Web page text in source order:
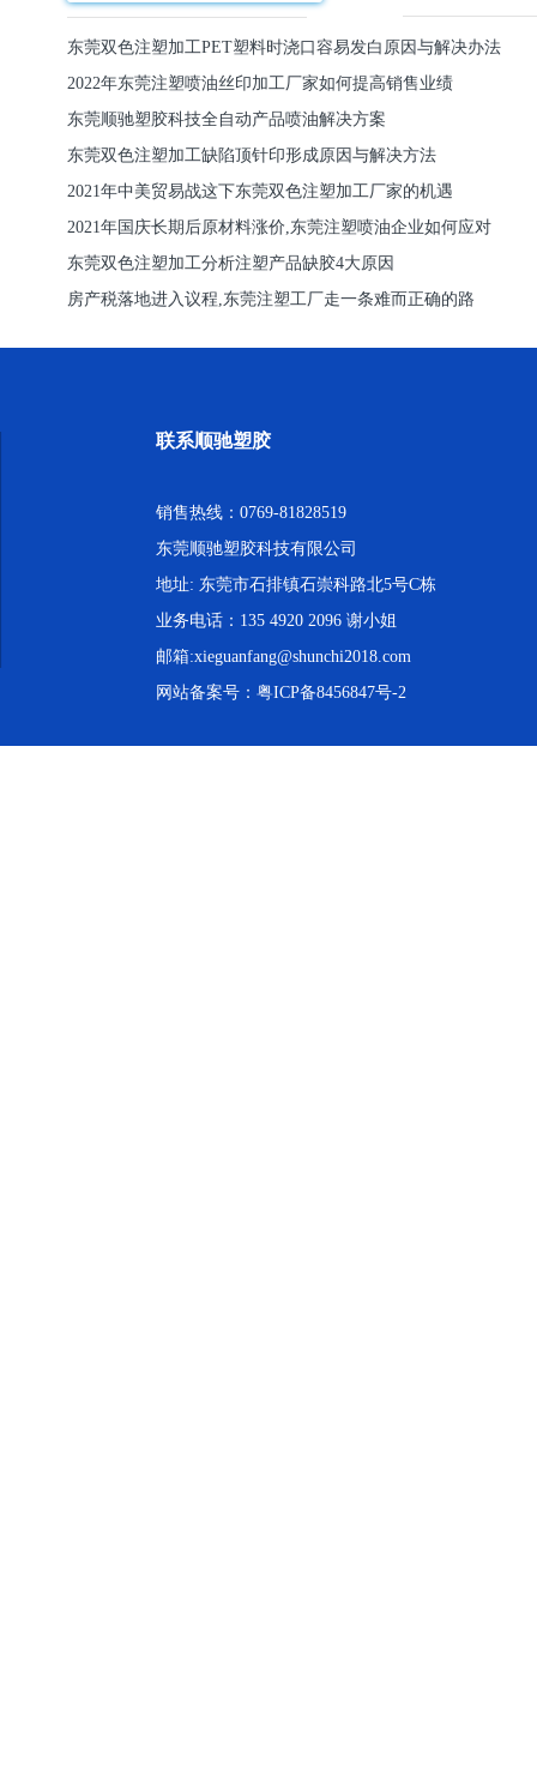
东莞双色注塑加工PET塑料时浇口容易发白原因与解决办法
2022年东莞注塑喷油丝印加工厂家如何提高销售业绩
东莞顺驰塑胶科技全自动产品喷油解决方案
东莞双色注塑加工缺陷顶针印形成原因与解决方法
2021年中美贸易战这下东莞双色注塑加工厂家的机遇
2021年国庆长期后原材料涨价,东莞注塑喷油企业如何应对
东莞双色注塑加工分析注塑产品缺胶4大原因
房产税落地进入议程,东莞注塑工厂走一条难而正确的路
联系顺驰塑胶
销售热线：0769-81828519
东莞顺驰塑胶科技有限公司
地址: 东莞市石排镇石崇科路北5号C栋
业务电话：135 4920 2096 谢小姐
邮箱:xieguanfang@shunchi2018.com
网站备案号： 粤ICP备8456847号-2